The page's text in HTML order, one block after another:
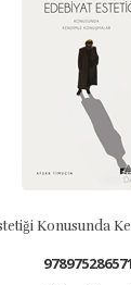
Konusunda